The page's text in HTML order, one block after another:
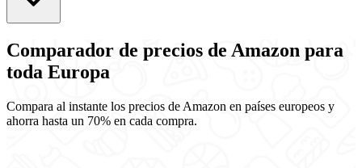
Comparador de precios de Amazon para
toda Europa
Compara al instante los precios de Amazon en países europeos y
ahorra hasta un 70% en cada compra.